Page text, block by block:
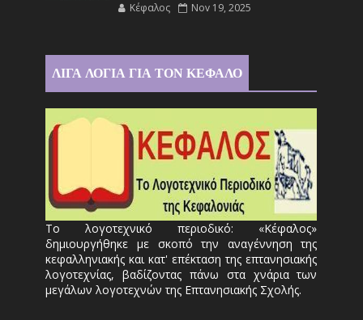
Κέφαλος Nov 19, 2025
ΛΙΓΑ ΛΟΓΙΑ ΓΙΑ ΤΟΝ ΚΕΦΑΛΟ
Το λογοτεχνικό περιοδικό: «Κέφαλος»
δημιουργήθηκε με σκοπό την αναγέννηση της
κεφαλληνιακής και κατ' επέκταση της επτανησιακής
λογοτεχνίας, βαδίζοντας πάνω στα χνάρια των
μεγάλων λογοτεχνών της Επτανησιακής Σχολής.